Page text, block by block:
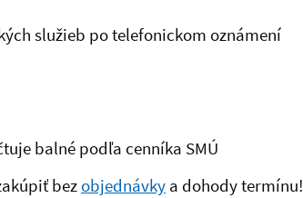
služieb po telefonickom oznámení
balné podľa cenníka SMÚ
bezobjednávky a dohody termínu!